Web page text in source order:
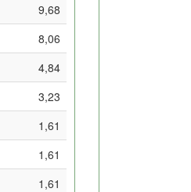
9,68
8,06
4,84
3,23
1,61
1,61
1,61